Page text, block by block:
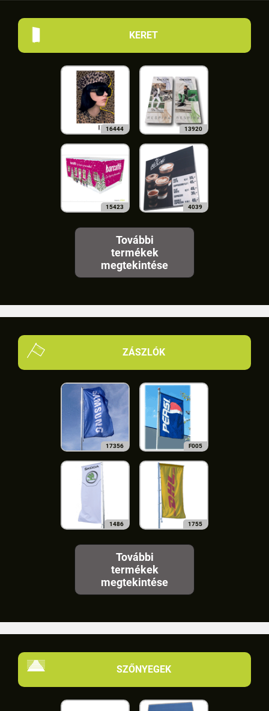
KERET
16444 13920
15423 4039
További
termékek
megtekintése
ZÁSZLÓK
17356 F005
1486 1755
További
termékek
megtekintése
SZŐNYEGEK